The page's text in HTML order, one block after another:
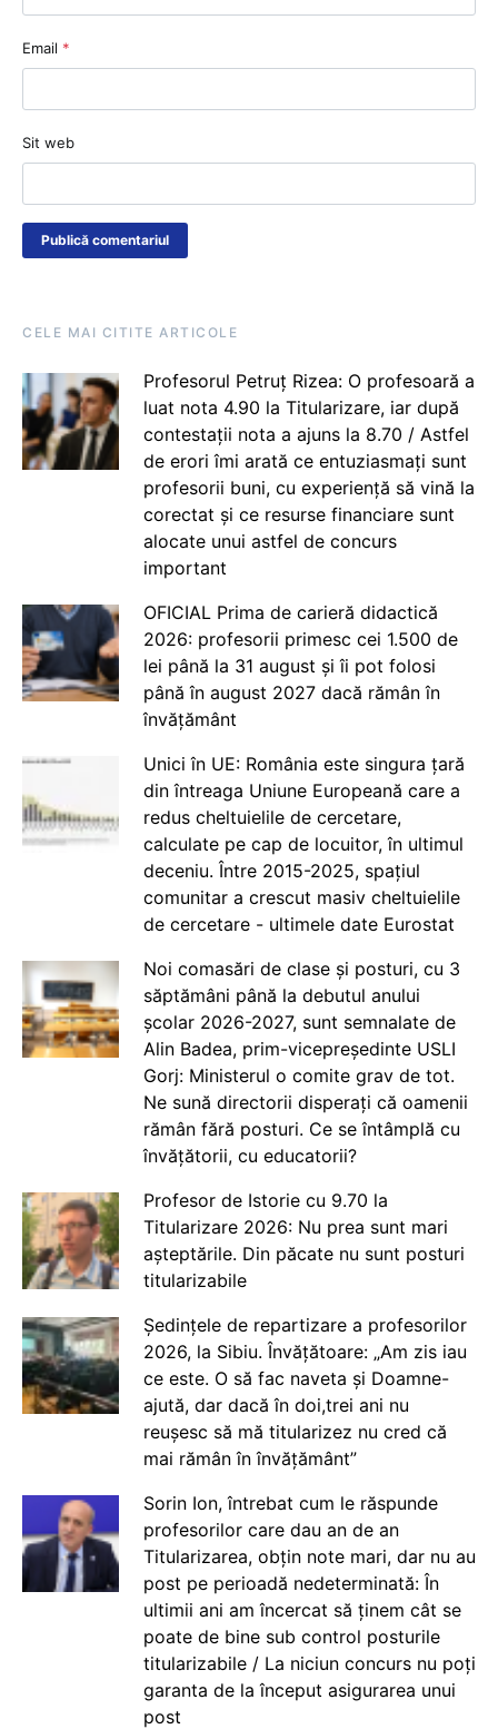
Email *
Sit web
CELE MAI CITITE ARTICOLE
Profesorul Petruț Rizea: O profesoară a
luat nota 4.90 la Titularizare, iar după
contestații nota a ajuns la 8.70 / Astfel
de erori îmi arată ce entuziasmați sunt
profesorii buni, cu experiență să vină la
corectat și ce resurse financiare sunt
alocate unui astfel de concurs
important
OFICIAL Prima de carieră didactică
2026: profesorii primesc cei 1.500 de
lei până la 31 august și îi pot folosi
până în august 2027 dacă rămân în
învățământ
Unici în UE: România este singura țară
din întreaga Uniune Europeană care a
redus cheltuielile de cercetare,
calculate pe cap de locuitor, în ultimul
deceniu. Între 2015-2025, spațiul
comunitar a crescut masiv cheltuielile
de cercetare - ultimele date Eurostat
Noi comasări de clase și posturi, cu 3
săptămâni până la debutul anului
școlar 2026-2027, sunt semnalate de
Alin Badea, prim-vicepreședinte USLI
Gorj: Ministerul o comite grav de tot.
Ne sună directorii disperați că oamenii
rămân fără posturi. Ce se întâmplă cu
învățătorii, cu educatorii?
Profesor de Istorie cu 9.70 la
Titularizare 2026: Nu prea sunt mari
așteptările. Din păcate nu sunt posturi
titularizabile
Ședințele de repartizare a profesorilor
2026, la Sibiu. Învățătoare: „Am zis iau
ce este. O să fac naveta și Doamne-
ajută, dar dacă în doi,trei ani nu
reușesc să mă titularizez nu cred că
mai rămân în învățământ”
Sorin Ion, întrebat cum le răspunde
profesorilor care dau an de an
Titularizarea, obțin note mari, dar nu au
post pe perioadă nedeterminată: În
ultimii ani am încercat să ținem cât se
poate de bine sub control posturile
titularizabile / La niciun concurs nu poți
garanta de la început asigurarea unui
post